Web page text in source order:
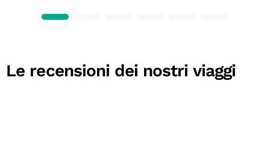
Le recensioni dei nostri viaggi